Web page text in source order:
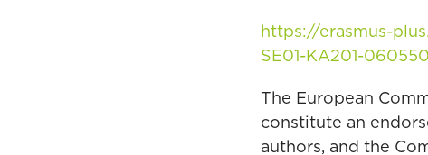
https://erasmus-
SE01-KA201-060550
The European
constitute an
authors, and the